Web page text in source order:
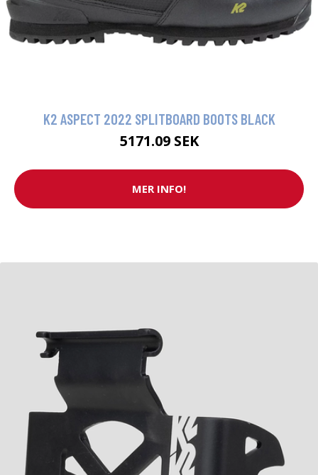
K2 ASPECT 2022 SPLITBOARD BOOTS BLACK
5171.09 SEK
MER INFO!